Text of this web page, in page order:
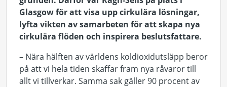
Glasgow för att visa upp cirkulära lösningar,
lyfta vikten av samarbeten för att skapa nya
cirkulära flöden och inspirera beslutsfattare.
– Nära hälften av världens koldioxidutsläpp beror
på att vi hela tiden skaffar fram nya råvaror till
allt vi tillverkar. Samma sak gäller 90 procent av